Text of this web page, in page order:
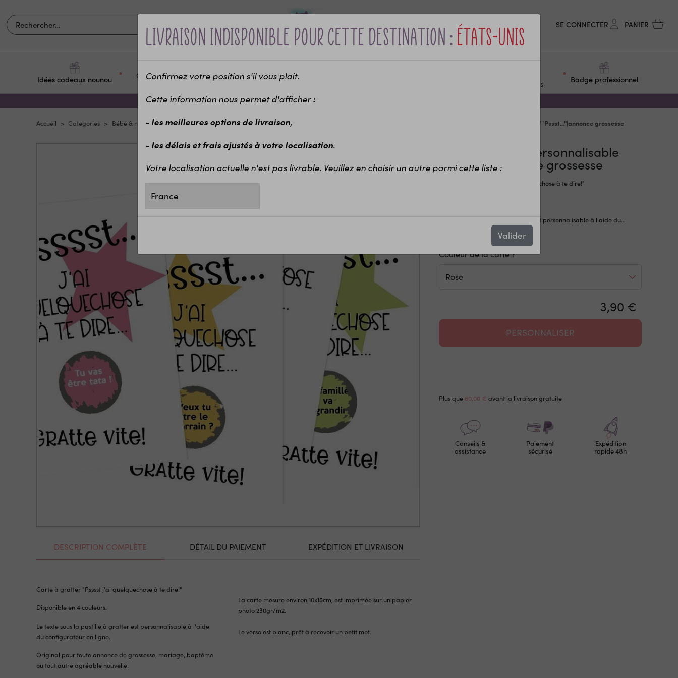
SE CONNECTER PANIER
Idées cadeaux nounou
Occasions et
Pour qui ?
Bébé &
naissance
personnalisés
Badge professionnel
-10% sur votre première commande avec le code bienvenue
Livraison indisponible pour cette destination :États-Unis
Confirmez votre position s'il vous plait.
Cette information nous permet d'afficher:
- les meilleures options de livraison,
- les délais et frais ajustés à votre localisation.
Votre localisation actuelle n'est pas livrable. Veuillez en choisir un autre parmi cette liste :
Valider
Accueil Categories Bébé & naissance Annonce de grossesse Annonce originale de grossesse Carte à gratter personnalisable "¨Pssst..."|annonce grossesse
DESCRIPTION COMPLÈTE DÉTAIL DU PAIEMENT EXPÉDITION ET LIVRAISON
Carte à gratter "Psssst j'ai quelquechose à te dire!"
Disponible en 4 couleurs.
Le texte sous la pastille à gratter est personnalisable à l'aide
du configurateur en ligne.
Original pour toute annonce de grossesse, mariage, baptême
ou tout autre agréable nouvelle.
La carte mesure environ 10x15cm, est imprimée sur un papier
photo 230gr/m2.
Le verso est blanc, prêt à recevoir un petit mot.
Carte à gratter personnalisable
"¨Pssst..."|annonce grossesse
Carte à gratter "Psssst j'ai quelquechose à te dire!"
Le texte sous la pastille à gratter est personnalisable à l'aide du…
>Voir la description complète
Couleur de la carte ?
3,90 €
PERSONNALISER
Plus que 60,00 € avant la livraison gratuite
Conseils &
assistance
Paiement
sécurisé
Expédition
rapide 48h